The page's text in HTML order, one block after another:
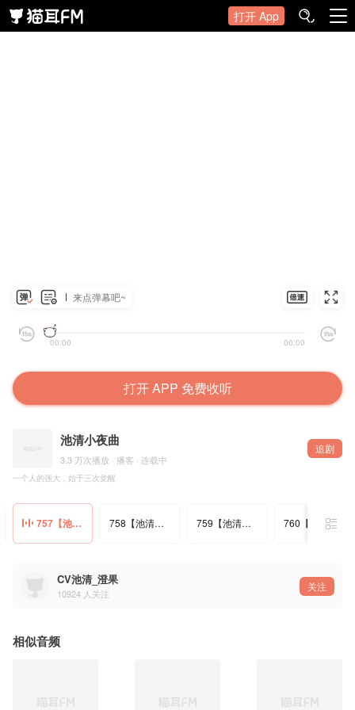
打开 App
来点弹幕吧~
00:00 00:00
打开 APP 免费收听
池清小夜曲
3.3 万次播放 · 播客 · 连载中
追剧
一个人的强大，始于三次觉醒
757【池清夜读】一个人的强大，始于三次觉醒 758【池清夜读】远离内耗最好的方式：一切从简 759【池清夜读】祝你在无数个选择后走向自己 760【池清夜读】2025已过半：好的人生，一半一半
CV池清_澄果
10924 人关注
关注
相似音频